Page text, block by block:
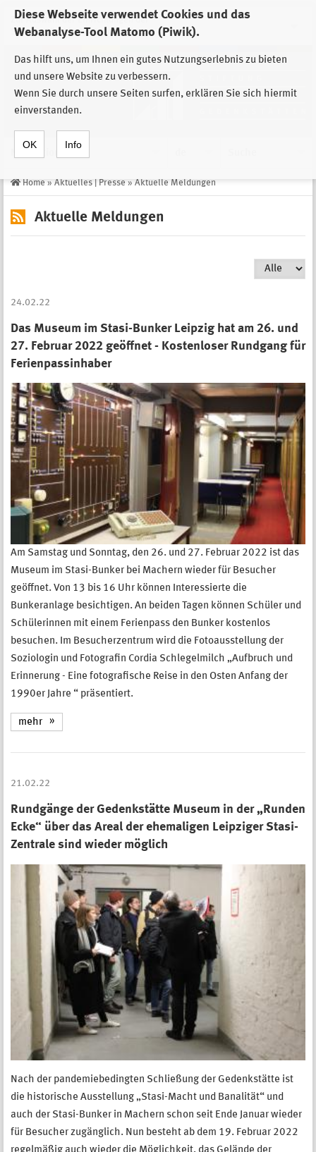
Diese Webseite verwendet Cookies und das
Webanalyse-Tool Matomo (Piwik).
Das hilft uns, um Ihnen ein gutes Nutzungserlebnis zu bieten
und unsere Website zu verbessern.
Wenn Sie durch unsere Seiten surfen, erklären Sie sich hiermit
einverstanden.
OK Info
Zur Auswahl der Einrichtungen der
Stiftung Sächsische Gedenkstätten
Home » Aktuelles | Presse » Aktuelle Meldungen
Aktuelle Meldungen
24.02.22
Das Museum im Stasi-Bunker Leipzig hat am 26. und
27. Februar 2022 geöffnet - Kostenloser Rundgang für
Ferienpassinhaber
Am Samstag und Sonntag, den 26. und 27. Februar 2022 ist das
Museum im Stasi-Bunker bei Machern wieder für Besucher
geöffnet. Von 13 bis 16 Uhr können Interessierte die
Bunkeranlage besichtigen. An beiden Tagen können Schüler und
Schülerinnen mit einem Ferienpass den Bunker kostenlos
besuchen. Im Besucherzentrum wird die Fotoausstellung der
Soziologin und Fotografin Cordia Schlegelmilch „Aufbruch und
Erinnerung - Eine fotografische Reise in den Osten Anfang der
1990er Jahre “ präsentiert.
mehr
21.02.22
Rundgänge der Gedenkstätte Museum in der „Runden
Ecke“ über das Areal der ehemaligen Leipziger Stasi-
Zentrale sind wieder möglich
Nach der pandemiebedingten Schließung der Gedenkstätte ist
die historische Ausstellung „Stasi-Macht und Banalität“ und
auch der Stasi-Bunker in Machern schon seit Ende Januar wieder
für Besucher zugänglich. Nun besteht ab dem 19. Februar 2022